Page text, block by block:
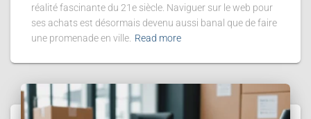
réalité fascinante du 21e siècle. Naviguer sur le web pour
ses achats est désormais devenu aussi banal que de faire
une promenade en ville. Read more